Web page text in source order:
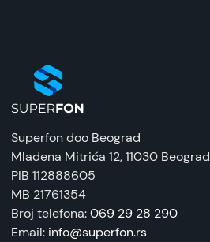
Superfon doo Beograd
Mladena Mitrića 12, 11030 Beograd
PIB 112888605
MB 21761354
Broj telefona:069 29 28 290
Email: info@superfon.rs